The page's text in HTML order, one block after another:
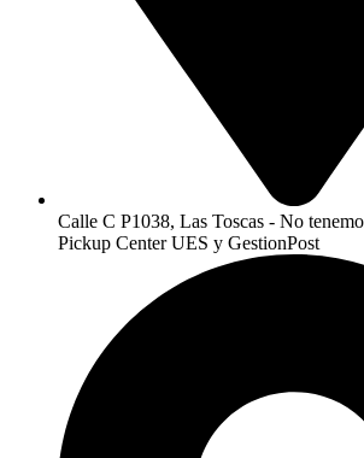
Calle C P1038, Las Toscas - No
Pickup Center UES y GestionPost